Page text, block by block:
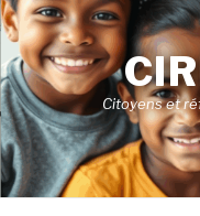
Aller
au
contenu
Citoyens et